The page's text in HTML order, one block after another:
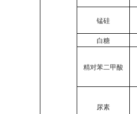
锰硅
白糖
精对苯二甲酸
尿素